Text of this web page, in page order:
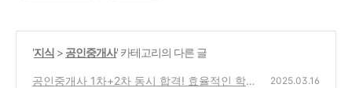
'지식 > 공인중개사' 카테고리의 다른 글
공인중개사 1차+2차 동시 합격! 효율적인 학습
2025.03.16